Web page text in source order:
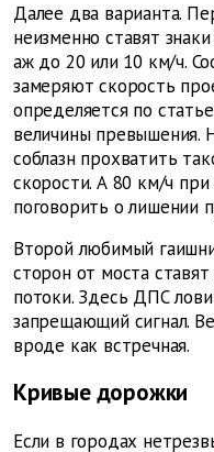
Далее два варианта.
неизменно ставят
аж до 20 или 10 км/ч.
замеряют скорость
определяется по
величины превышения.
соблазн прохватить
скорости. А 80 км/ч
поговорить о лишении
Второй любимый
сторон от моста
потоки. Здесь ДПС
запрещающий сигнал.
вроде как встречная.
Кривые дорожки
Если в городах